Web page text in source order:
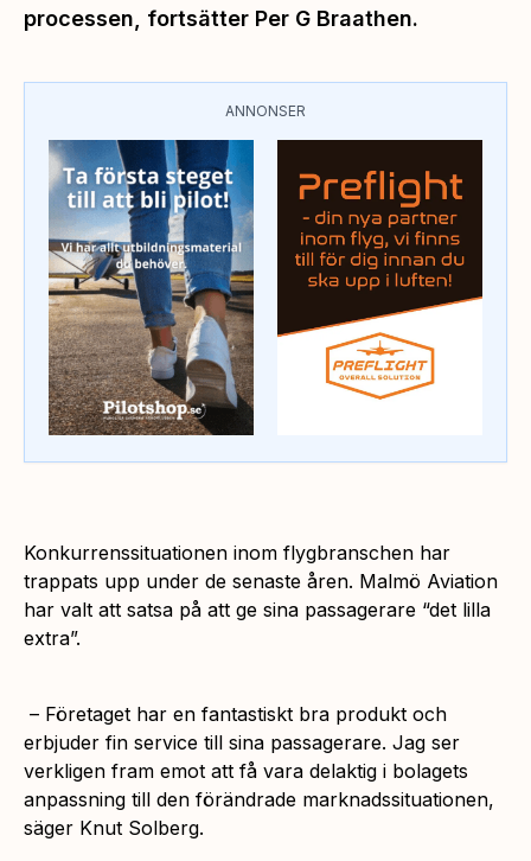
processen,
fortsätter Per G Braathen.
ANNONSER
Konkurrenssituationen inom flygbranschen har
trappats upp under de senaste åren. Malmö Aviation
har valt att satsa på att ge sina passagerare “det lilla
extra”.
– Företaget har en fantastiskt bra produkt och
erbjuder fin service till sina passagerare. Jag ser
verkligen fram emot att få vara delaktig i bolagets
anpassning till den förändrade marknadssituationen,
säger Knut Solberg.